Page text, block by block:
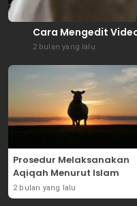
Cara Mengedit
2 bulan yang lalu
Prosedur Melaksanakan
Aqiqah Menurut Islam
2 bulan yang lalu